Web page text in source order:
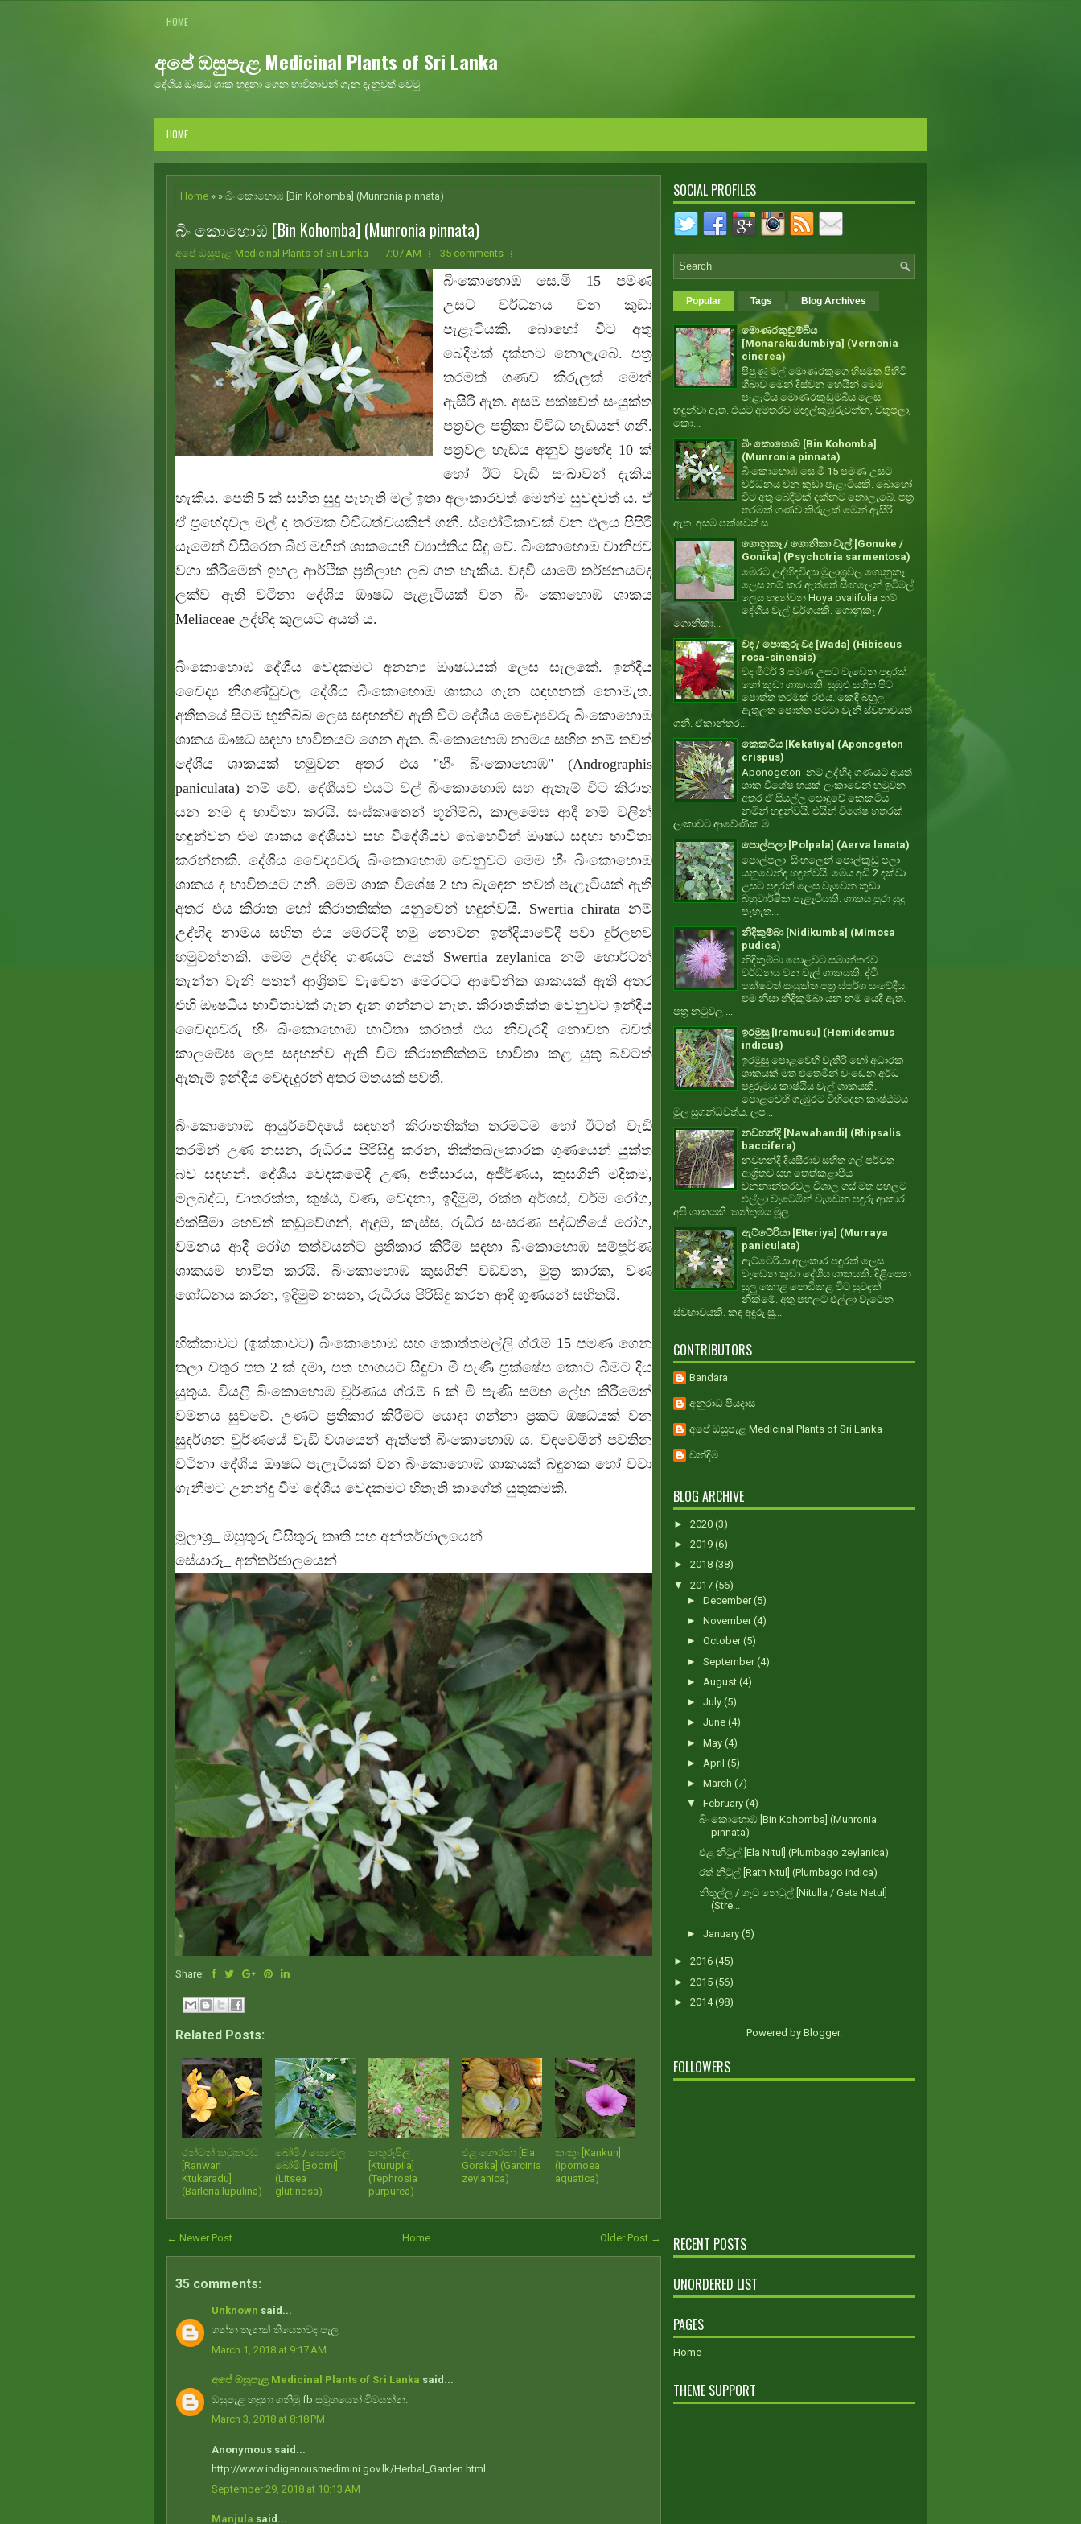
HOME
අපේ ඔසුපැළ Medicinal Plants of Sri Lanka
දේශීය ඖෂධ ශාක හඳුනා ගෙන භාවිතාවන් ගැන දැනුවත් වෙමු
HOME
Home » » බිං කොහොඹ [Bin Kohomba] (Munronia pinnata)
බිං කොහොඹ [Bin Kohomba] (Munronia pinnata)
අපේ ඔසුපැළ Medicinal Plants of Sri Lanka 7:07 AM 35 comments
බිංකොහොඹ සෙ.මි 15 පමණ
උසට වර්ධනය වන කුඩා
පැළෑටියකි. බොහෝ විට අතු
බෙදීමක් දක්නට නොලැබේ. පත්‍ර
තරමක් ගණව කිරුලක් මෙන්
ඇසිරී ඇත. අසම පක්ෂවත් සංයුක්ත
පත්‍රවල පත්‍රිකා විවිධ හැඩයන් ගනී.
පත්‍රවල හැඩය අනුව ප්‍රභේද 10 ක්
හෝ ඊට වැඩි සංඛාවන් දැකිය
හැකිය. පෙති 5 ක් සහිත සුදු පැහැති මල් ඉතා අලංකාරවත් මෙන්ම සුවඳවත් ය. ඒ
ඒ ප්‍රභේදවල මල් ද තරමක විවිධත්වයකින් ගනී. ස්ඵෝටිකාවක් වන ඵලය පිපිරී
යෑමෙන් විසිරෙන බීජ මඟින් ශාකයෙහි ව්‍යාප්තිය සිදු වේ. බිංකොහොඹ වානිජව
වගා කීරීමෙන් ඉහල ආර්ථික ප්‍රතිලාභ ලබ ගත හැකිය. වඳවී යාමේ තර්ජනයටද
ලක්ව ඇති වටිනා දේශීය ඖෂධ පැළෑටියක් වන බිං කොහොඹ ශාකය
Meliaceae උද්භිද කුලයට අයත් ය.
බිංකොහොඹ දේශීය වෙදකමට අනන්‍ය ඖෂධයක් ලෙස සැලකේ. ඉන්දීය
වෛද්‍ය නිගණ්ඩුවල දේශීය බිංකොහොඹ ශාකය ගැන සඳහනක් නොමැත.
අතීතයේ සිටම භූනිබ්බ ලෙස සඳහන්ව ඇති විට දේශීය වෛද්‍යවරු බිංකොහොඹ
ශාකය ඖෂධ සඳහා භාවිතයට ගෙන ඇත. බිංකොහොඹ නාමය සහිත නම් තවත්
දේශීය ශාකයක් හමුවන අතර එය "හීං බිංකොහොඹ" (Andrographis
paniculata) නම් වේ. දේශීයව එයට වල් බිංකොහොඹ සහ ඇතැම් විට කිරාත
යන නම ද භාවිතා කරයි. සංස්කෘතෙන් භූනිම්බ, කාලමෙඝ ආදී නම් වලින්
හඳුන්වන එම ශාකය දේශීයව සහ විදේශීයව බෙහෙවින් ඖෂධ සඳහා භාවිතා
කරන්නකි. දේශීය වෛද්‍යවරු බිංකොහොඹ වෙනුවට මෙම හීං බිංකොහොඹ
ශාකය ද භාවිතයට ගනී. මෙම ශාක විශේෂ 2 හා බැඳෙන තවත් පැළෑටියක් ඇති
අතර එය කිරාත හෝ කිරාතතික්ත යනුවෙන් හඳුන්වයි. Swertia chirata නම්
උද්භිද නාමය සහිත එය මෙරටදී හමු නොවන ඉන්දියාවේදී පවා දුර්ලභව
හමුවන්නකි. මෙම උද්භිද ගණයට අයත් Swertia zeylanica නම් හොර්ටන්
තැන්න වැනි පතන් ආශ්‍රිතව වැවෙන මෙරටට ආවේනික ශාකයක් ඇති අතර
එහි ඖෂධීය භාවිතාවක් ගැන දැන ගන්නට නැත. කිරාතතික්ත වෙනුවට ඉන්දීය
වෛද්‍යවරු හීං බිංකොහොඹ භාවිතා කරතත් එය නිවැරදි නොවන බවත්
කාලමේඝ ලෙස සඳහන්ව ඇති විට කිරාතතික්තම භාවිතා කළ යුතු බවටත්
ඇතැම් ඉන්දීය වෙදැදුරන් අතර මතයක් පවතී.
බිංකොහොඹ ආයුර්වේදයේ සඳහන් කිරාතතික්ත තරමටම හෝ ඊටත් වැඩි
තරමින් උණ නසන, රුධිරය පිරිසිදු කරන, තික්තබලකාරක ගුණයෙන් යුක්ත
බව සඳහන්. දේශීය වෙදකමේදී උණ, අතීසාරය, අජීර්ණය, කුසගිනි මදිකම,
මලබද්ධ, වාතරක්ත, කුෂ්ඨ, වණ, වේදනා, ඉදිමුම්, රක්ත අර්ශස්, චර්ම රෝග,
එක්සිමා හෙවත් කඩුවේගන්, ඇඳුම, කැස්ස, රුධිර සංසරණ පද්ධතියේ රෝග,
වමනය ආදී රෝග තත්වයන්ට ප්‍රතිකාර කිරීම සඳහා බිංකොහොඹ සම්පූර්ණ
ශාකයම භාවිත කරයි. බිංකොහොඹ කුසගිනි වඩවන, මුත්‍ර කාරක, වණ
ශෝධනය කරන, ඉදිමුම් නසන, රුධිරය පිරිසිදු කරන ආදී ගුණයන් සහිතයි.
හික්කාවට (ඉක්කාවට) බිංකොහොඹ සහ කොත්තමල්ලි ග්රෑම් 15 පමණ ගෙන
තලා වතුර පත 2 ක් දමා, පත භාගයට සිඳුවා මී පැණි ප්‍රක්ෂේප කොට බීමට දිය
යුතුය. වියළි බිංකොහොඹ චූර්ණය ග්රෑම් 6 ක් මී පැණි සමඟ ලේහ කිරීමෙන්
වමනය සුවවේ. උණට ප්‍රතිකාර කිරීමට යොදා ගන්නා ප්‍රකට ඔෂධයක් වන
සුදර්ශන චුර්ණයේ වැඩි වශයෙන් ඇත්තේ බිංකොහොඹ ය. වඳවෙමින් පවතින
වටිනා දේශීය ඖෂධ පැලෑටියක් වන බිංකොහොඹ ශාකයක් බඳුනක හෝ වවා
ගැනීමට උනන්දු වීම දේශීය වෙදකමට හිතැති කාගේත් යුතුකමකි.
මූලාශ්‍ර_ ඔසුතුරු විසිතුරු කෘති සහ අන්තර්ජාලයෙන්
සේයාරූ_ අන්තර්ජාලයෙන්
Share:
Related Posts:
රන්වන් කටුකරඬු
[Ranwan
Ktukaradu]
(Barleria lupulina)
බෝමි / සෙවෙල
බෝමි [Boomi]
(Litsea
glutinosa)
කතුරුපිල
[Kturupila]
(Tephrosia
purpurea)
එළ ගොරකා [Ela
Goraka] (Garcinia
zeylanica)
කංකුං [Kankun]
(Ipomoea
aquatica)
← Newer Post Older Post →
Home
35 comments:
Unknown said...
ගන්න තැනක් තියෙනවද පැල
March 1, 2018 at 9:17 AM
අපේ ඔසුපැළ Medicinal Plants of Sri Lanka said...
ඔසුපැළ හඳුනා ගනිමු fb සමූහයෙන් විමසන්න.
March 3, 2018 at 8:18 PM
Anonymous said...
http://www.indigenousmedimini.gov.lk/Herbal_Garden.html
September 29, 2018 at 10:13 AM
Manjula said...
SOCIAL PROFILES
Popular Tags Blog Archives
මොණරකුඩුම්බිය
[Monarakudumbiya] (Vernonia
cinerea)
පිපුණු මල් මොණරකුගෙ හිසමත පිහිටි
ශිඛාව මෙන් දිස්වන හෙයින් මෙම
පැළෑටිය මොණරකුඩුම්බිය ලෙස
හඳුන්වා ඇත. එයට අමතරව මඟුල්කුඹුරුවන්න, වතුපලා,
කො...
බිං කොහොඹ [Bin Kohomba]
(Munronia pinnata)
බිංකොහොඹ සෙ.මි 15 පමණ උසට
වර්ධනය වන කුඩා පැළෑටියකි. බොහෝ
විට අතු බෙදීමක් දක්නට නොලැබේ. පත්‍ර
තරමක් ගණව කිරුලක් මෙන් ඇසිරී
ඇත. අසම පක්ෂවත් ස...
ගොනුකෑ / ගොනිකා වැල් [Gonuke /
Gonika] (Psychotria sarmentosa)
මෙරට උද්භිදවිද්‍යා මූලාශ්‍රවල ගොනුකෑ
ලෙස නම් කර ඇත්තේ සිංහලෙන් ඉටිමල්
ලෙස හඳුන්වන Hoya ovalifolia නම්
දේශීය වැල් වර්ගයකි. ගොනුකෑ /
ගොනිකා...
වද / පොකුරු වද [Wada] (Hibiscus
rosa-sinensis)
වද මීටර් 3 පමණ උසට වැඩෙන පඳුරක්
හෝ කුඩා ශාකයකි. සුඹුළු සහිත පිට
පොත්ත තරමක් රළුය. කෙඳි බහුල
ඇතුලත පොත්ත පට්ටා වැනි ස්වභාවයත්
ගනී. ඒකාන්තර...
කෙකටිය [Kekatiya] (Aponogeton
crispus)
Aponogeton නම් උද්භිද ගණයට අයත්
ශාක විශේෂ හයක් ලංකාවෙන් හමුවන
අතර ඒ සියල්ල පොදුවේ කෙකටිය
නමින් හඳුන්වයි. එයින් විශේෂ හතරක්
ලංකාවට ආවේණික ම...
පොල්පලා [Polpala] (Aerva lanata)
පොල්පලා සිංහලෙන් පොල්කුඩු පලා
යනුවෙන්ද හඳුන්වයි. මෙය අඩි 2 දක්වා
උසට පඳුරක් ලෙස වැවෙන කුඩා
බහුවාර්ෂික පැළෑටියකි. ශාකය පුරා සුදු
පැහැත...
නිදිකුම්බා [Nidikumba] (Mimosa
pudica)
නිදිකුම්බා පොළවට සමාන්තරව
වර්ධනය වන වැල් ශාකයකි. ද්වී
පක්ෂවත් සංයුක්ත පත්‍ර ස්පර්ශ සංවේදීය.
එම නිසා නිදිකුම්බා යන නම යෙදී ඇත.
පත්‍ර නටුවල ...
ඉරමුසු [Iramusu] (Hemidesmus
indicus)
ඉරමුසු පොළවෙහි වැතිරී හෝ අධාරක
ශාකයක් මත එතෙමින් වැඩෙන අර්ධ
පඳුරුමය කාෂ්ඨීය වැල් ශාකයකි.
පොළවෙහි ගැඹුරට විහිදෙන කාෂ්ඨමය
මුල සුගන්ධවත්ය. ලප...
නවහන්දි [Nawahandi] (Rhipsalis
baccifera)
නවහන්දි දියසීරාව සහිත ගල් පර්වත
ආශ්‍රිතව සහ තෙත්කළාපීය
වනනාන්තරවල විශාල ගස් මත පහලට
එල්ලා වැටෙමින් වැඩෙන පඳුරු ආකාර
අපි ශාකයකි. තන්තුමය මූල...
ඇට්ටේරියා [Etteriya] (Murraya
paniculata)
ඇට්ටෙරියා අලංකාර පඳුරක් ලෙස
වැඩෙන කුඩා දේශීය ශාකයකි. දිළිසෙන
සුලු කොළ පොඩිකළ විට සුවඳක්
නික්මේ. අතු පහලට එල්ලා වැටෙන
ස්වභාවයකි. කඳ අඳුරු සු...
CONTRIBUTORS
Bandara
අනුරාධ පියදාස
අපේ ඔසුපැළ Medicinal Plants of Sri Lanka
චන්දිම
BLOG ARCHIVE
► 2020 (3)
► 2019 (6)
► 2018 (38)
▼ 2017 (56)
► December(5)
► November(4)
► October(5)
► September(4)
► August (4)
► July (5)
► June (4)
► May (4)
► April (5)
► March (7)
▼ February (4)
බිං කොහොඹ [Bin Kohomba] (Munronia
pinnata)
එළ නිටුල් [Ela Nitul] (Plumbago zeylanica)
රත් නිටුල් [Rath Ntul] (Plumbago indica)
නිතුල්ල / ගැට නෙටුල් [Nitulla / Geta Netul]
(Stre...
► January (5)
► 2016 (45)
► 2015 (56)
► 2014(98)
Powered by Blogger.
FOLLOWERS
RECENT POSTS
UNORDERED LIST
PAGES
Home
THEME SUPPORT